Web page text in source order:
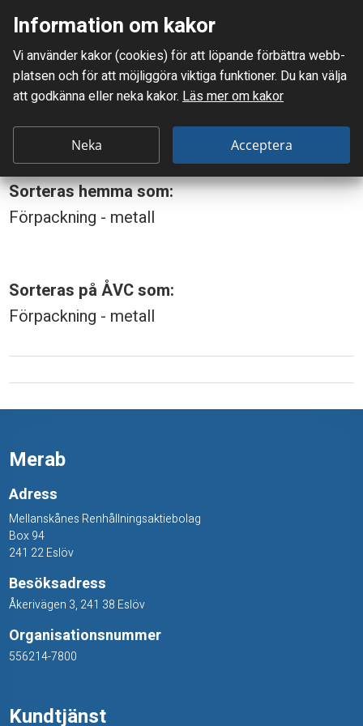
Mellanskånes Renhållnings AB
Du är här: Burk, stålplåt
B
r
k
å
p
l
Burk, stålplåt
Sorteras hemma som:
Förpackning - metall
Sorteras på ÅVC som:
Förpackning - metall
Merab
Adress
Mellanskånes Renhållningsaktiebolag
Box 94
241 22 Eslöv
Besöksadress
Åkerivägen 3, 241 38 Eslöv
Organisationsnummer
556214-7800
Kundtjänst
Information om kakor
Vi använder kakor (cookies) för att löpande förbättra webb­
platsen och för att möjlig­göra viktiga funktioner. Du kan välja
att godkänna eller neka kakor. Läs mer om kakor
Neka Acceptera